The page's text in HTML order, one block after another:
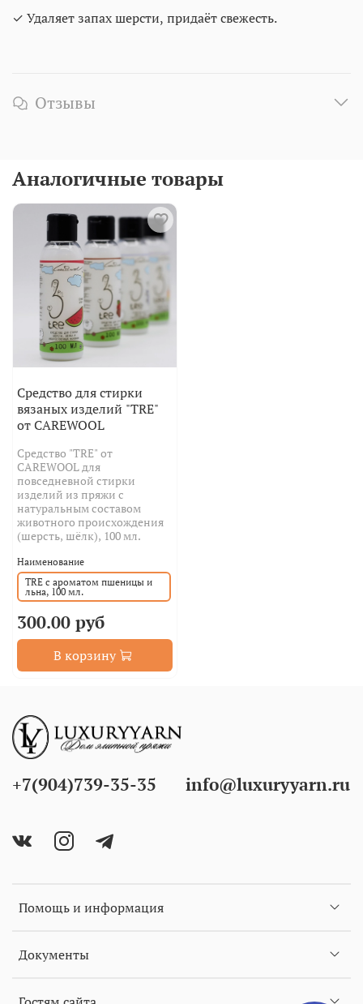
✓ Удаляет запах шерсти, придаёт свежесть.
Отзывы
Аналогичные товары
Средство для стирки
вязаных изделий "TRE"
от CAREWOOL
Средство "TRE" от
CAREWOOL для
повседневной стирки
изделий из пряжи с
натуральным составом
животного происхождения
(шерсть, шёлк), 100 мл.
Наименование
TRE с ароматом пшеницы и
льна, 100 мл.
300.00 руб
В корзину
Помощь и информация
Документы
+7(904)739-35-35 info@luxuryyarn.ru